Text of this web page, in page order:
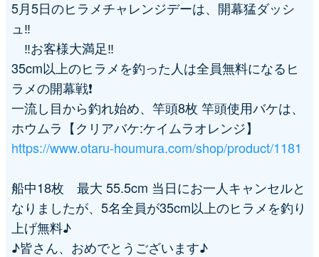
シ
ン
5月5日のヒラメチャレンジデーは、開幕猛ダッシ
ュ‼️
‼️お客様大満足‼️
35cm以上のヒラメを釣った人は全員無料になるヒ
ラメの開幕戦❗️
一流し目から釣れ始め、竿頭8枚 竿頭使用バケは、
ホウムラ【クリアバケ:ケイムラオレンジ】
https://www.otaru-houmura.com/shop/product/1181
船中18枚 最大 55.5cm 当日にお一人キャンセルと
なりましたが、5名全員が35cm以上のヒラメを釣り
上げ無料♪
♪皆さん、おめでとうございます♪